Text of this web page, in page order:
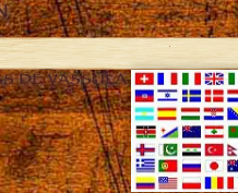
DE VASSULA